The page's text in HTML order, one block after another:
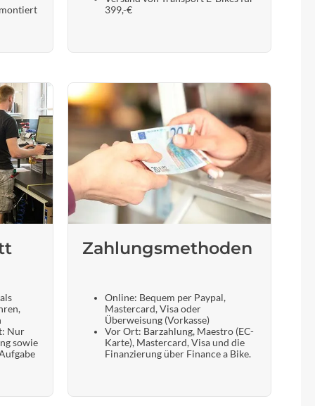
Zefal
399,-€
Nur
sowie
Zahlungsmethoden
Online: Bequem per Paypal,
Mastercard, Visa oder
Überweisung (Vorkasse)
Vor Ort: Barzahlung, Maestro (EC-
Karte), Mastercard, Visa und die
Finanzierung über Finance a Bike.